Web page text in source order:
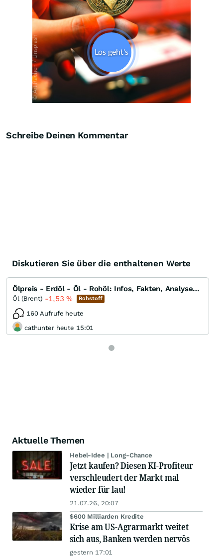
Schreibe Deinen Kommentar
Diskutieren Sie über die enthaltenen Werte
Ölpreis - Erdöl - Öl - Rohöl: Infos, Fakten, Analysen, Charts und Ausblick
Öl (Brent) -1,53 % Rohstoff
160 Aufrufe heute
cathunter heute 15:01
Aktuelle Themen
Hebel-Idee | Long-Chance
Jetzt kaufen? Diesen KI-Profiteur
verschleudert der Markt mal
wieder für lau!
21.07.26, 20:07
$600 Milliarden Kredite
Krise am US-Agrarmarkt weitet
sich aus, Banken werden nervös
gestern 17:01